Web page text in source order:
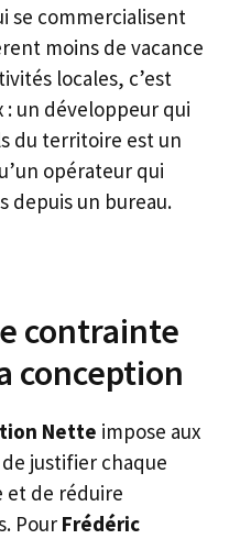
se commercialisent
moins de vacance
locales, c’est
: un développeur qui
du territoire est un
opérateur qui
depuis un bureau.
contrainte
conception
Nette impose aux
justifier chaque
et de réduire
Pour Frédéric